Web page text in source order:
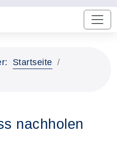
Startseite
nachholen